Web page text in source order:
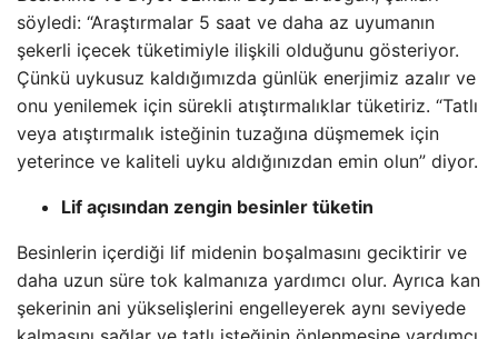
söyledi: “Araştırmalar 5 saat ve daha az uyumanın
şekerli içecek tüketimiyle ilişkili olduğunu gösteriyor.
Çünkü uykusuz kaldığımızda günlük enerjimiz azalır ve
onu yenilemek için sürekli atıştırmalıklar tüketiriz. “Tatlı
veya atıştırmalık isteğinin tuzağına düşmemek için
yeterince ve kaliteli uyku aldığınızdan emin olun” diyor.
Lif açısından zengin besinler tüketin
Besinlerin içerdiği lif midenin boşalmasını geciktirir ve
daha uzun süre tok kalmanıza yardımcı olur. Ayrıca kan
şekerinin ani yükselişlerini engelleyerek aynı seviyede